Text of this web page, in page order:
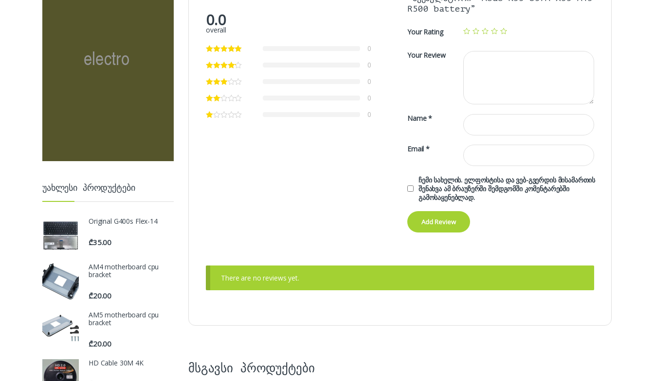
0.0
overall
0
0
0
0
0
R500 battery”
Your Rating
Your Review
Name*
Email*
ჩემი სახელის. ელფოსტისა და ვებ-გვერდის მისამართის
შენახვა ამ ბრაუზერში შემდგომში კომენტარებში
გამოსაყენებლად.
There are no reviews yet.
მსგავსი პროდუქტები
უახლესი პროდუქტები
Original G400s Flex-14
₾35.00
AM4 motherboard cpu
bracket
₾20.00
AM5 motherboard cpu
bracket
₾20.00
HD Cable 30M 4K